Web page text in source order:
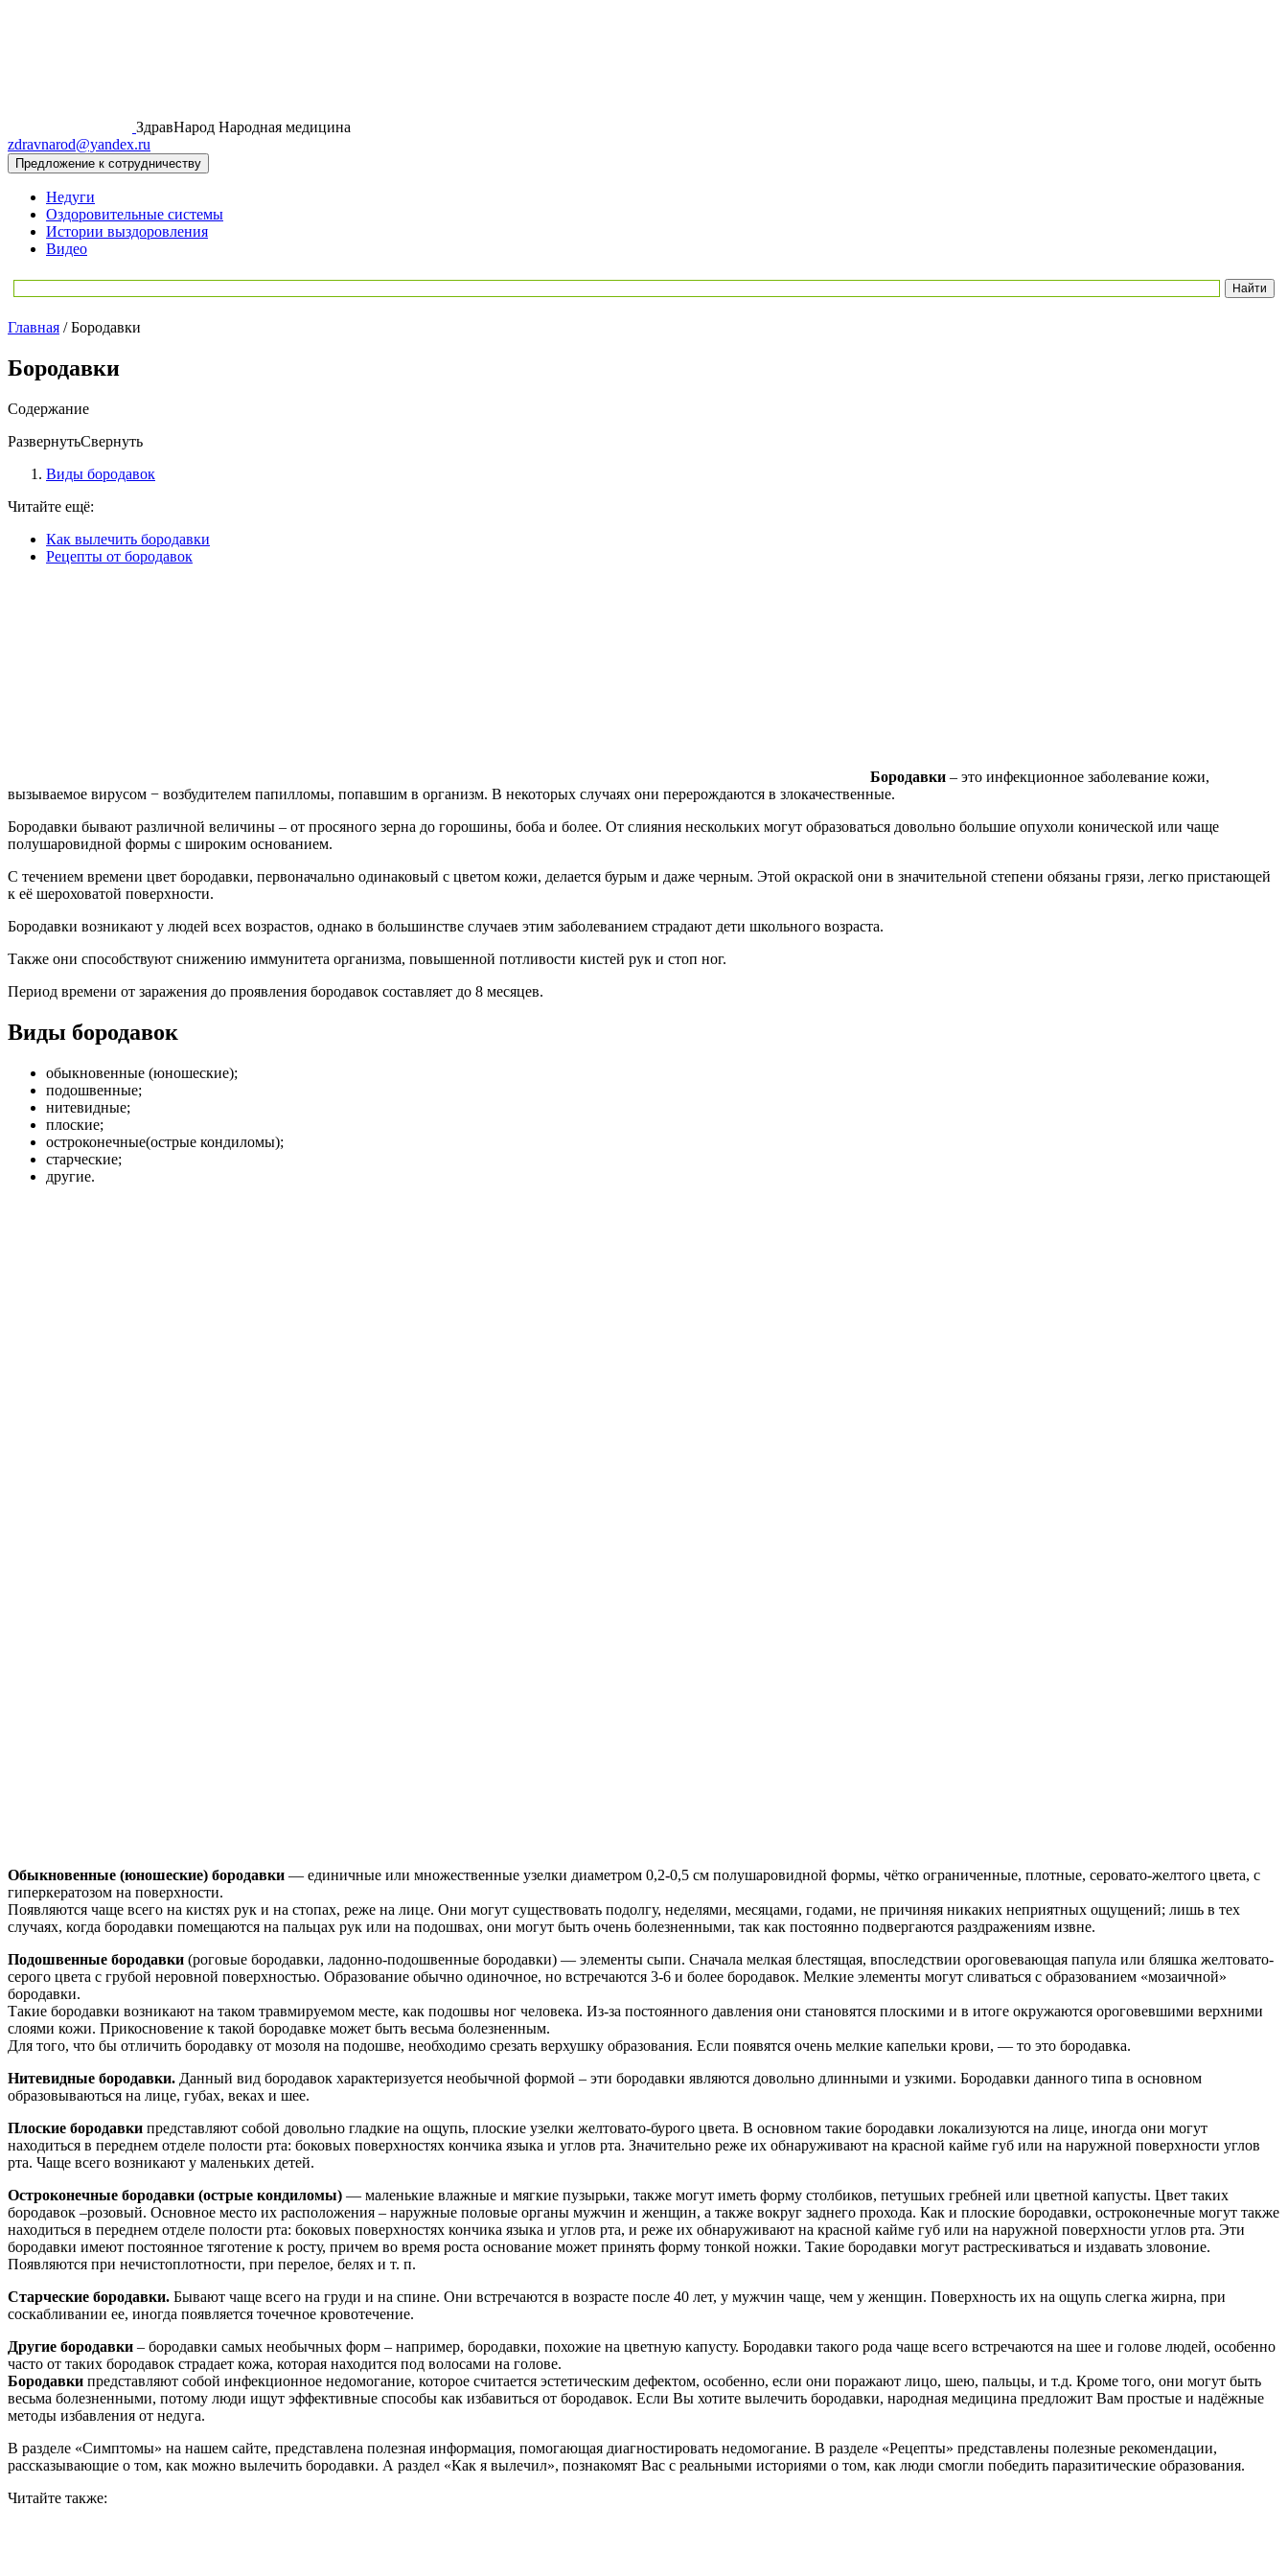
ЗдравНарод Народная медицина
zdravnarod@yandex.ru
Предложение к сотрудничеству
Недуги
Оздоровительные системы
Истории выздоровления
Видео
Главная /Бородавки
Бородавки
Содержание
РазвернутьСвернуть
Виды бородавок
Читайте ещё:
Как вылечить бородавки
Рецепты от бородавок
Бородавки – это инфекционное заболевание кожи,
вызываемое вирусом − возбудителем папилломы, попавшим в организм. В некоторых случаях они перерождаются в злокачественные.
Бородавки бывают различной величины – от просяного зерна до горошины, боба и более. От слияния нескольких могут образоваться довольно большие опухоли конической или чаще
полушаровидной формы с широким основанием.
С течением времени цвет бородавки, первоначально одинаковый с цветом кожи, делается бурым и даже черным. Этой окраской они в значительной степени обязаны грязи, легко пристающей
к её шероховатой поверхности.
Бородавки возникают у людей всех возрастов, однако в большинстве случаев этим заболеванием страдают дети школьного возраста.
Также они способствуют снижению иммунитета организма, повышенной потливости кистей рук и стоп ног.
Период времени от заражения до проявления бородавок составляет до 8 месяцев.
Виды бородавок
обыкновенные (юношеские);
подошвенные;
нитевидные;
плоские;
остроконечные(острые кондиломы);
старческие;
другие.
Обыкновенные (юношеские) бородавки — единичные или множественные узелки диаметром 0,2-0,5 см полушаровидной формы, чётко ограниченные, плотные, серовато-желтого цвета, с
гиперкератозом на поверхности.
Появляются чаще всего на кистях рук и на стопах, реже на лице. Они могут существовать подолгу, неделями, месяцами, годами, не причиняя никаких неприятных ощущений; лишь в тех
случаях, когда бородавки помещаются на пальцах рук или на подошвах, они могут быть очень болезненными, так как постоянно подвергаются раздражениям извне.
Подошвенные бородавки (роговые бородавки, ладонно-подошвенные бородавки) — элементы сыпи. Сначала мелкая блестящая, впоследствии ороговевающая папула или бляшка желтовато-
серого цвета с грубой неровной поверхностью. Образование обычно одиночное, но встречаются 3-6 и более бородавок. Мелкие элементы могут сливаться с образованием «мозаичной»
бородавки.
Такие бородавки возникают на таком травмируемом месте, как подошвы ног человека. Из-за постоянного давления они становятся плоскими и в итоге окружаются ороговевшими верхними
слоями кожи. Прикосновение к такой бородавке может быть весьма болезненным.
Для того, что бы отличить бородавку от мозоля на подошве, необходимо срезать верхушку образования. Если появятся очень мелкие капельки крови, — то это бородавка.
Нитевидные бородавки. Данный вид бородавок характеризуется необычной формой – эти бородавки являются довольно длинными и узкими. Бородавки данного типа в основном
образовываються на лице, губах, веках и шее.
Плоские бородавки представляют собой довольно гладкие на ощупь, плоские узелки желтовато-бурого цвета. В основном такие бородавки локализуются на лице, иногда они могут
находиться в переднем отделе полости рта: боковых поверхностях кончика языка и углов рта. Значительно реже их обнаруживают на красной кайме губ или на наружной поверхности углов
рта. Чаще всего возникают у маленьких детей.
Остроконечные бородавки (острые кондиломы) — маленькие влажные и мягкие пузырьки, также могут иметь форму столбиков, петушьих гребней или цветной капусты. Цвет таких
бородавок –розовый. Основное место их расположения – наружные половые органы мужчин и женщин, а также вокруг заднего прохода. Как и плоские бородавки, остроконечные могут также
находиться в переднем отделе полости рта: боковых поверхностях кончика языка и углов рта, и реже их обнаруживают на красной кайме губ или на наружной поверхности углов рта. Эти
бородавки имеют постоянное тяготение к росту, причем во время роста основание может принять форму тонкой ножки. Такие бородавки могут растрескиваться и издавать зловоние.
Появляются при нечистоплотности, при перелое, белях и т. п.
Старческие бородавки. Бывают чаще всего на груди и на спине. Они встречаются в возрасте после 40 лет, у мужчин чаще, чем у женщин. Поверхность их на ощупь слегка жирна, при
соскабливании ее, иногда появляется точечное кровотечение.
Другие бородавки – бородавки самых необычных форм – например, бородавки, похожие на цветную капусту. Бородавки такого рода чаще всего встречаются на шее и голове людей, особенно
часто от таких бородавок страдает кожа, которая находится под волосами на голове.
Бородавки представляют собой инфекционное недомогание, которое считается эстетическим дефектом, особенно, если они поражают лицо, шею, пальцы, и т.д. Кроме того, они могут быть
весьма болезненными, потому люди ищут эффективные способы как избавиться от бородавок. Если Вы хотите вылечить бородавки, народная медицина предложит Вам простые и надёжные
методы избавления от недуга.
В разделе «Симптомы» на нашем сайте, представлена полезная информация, помогающая диагностировать недомогание. В разделе «Рецепты» представлены полезные рекомендации,
рассказывающие о том, как можно вылечить бородавки. А раздел «Как я вылечил», познакомят Вас с реальными историями о том, как люди смогли победить паразитические образования.
Читайте также: